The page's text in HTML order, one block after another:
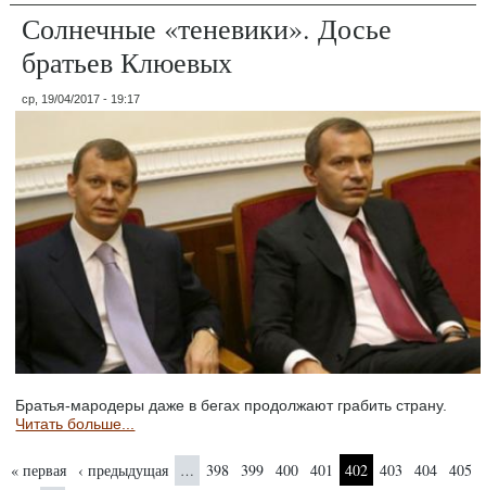
Солнечные «теневики». Досье
братьев Клюевых
ср, 19/04/2017 - 19:17
Братья-мародеры даже в бегах продолжают грабить страну.
Читать больше...
Страницы
« первая ‹ предыдущая … 398 399 400 401 402 403 404
405